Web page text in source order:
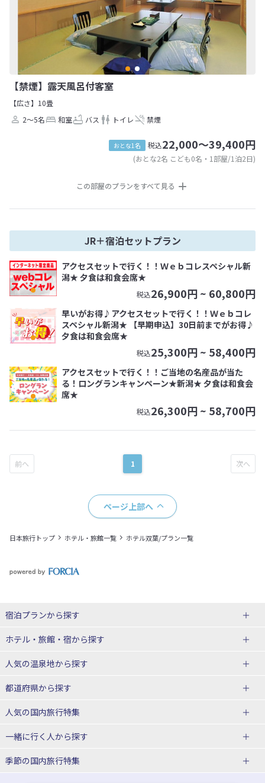
【禁煙】露天風呂付客室
【広さ】10畳
2～5名
和室 バス トイレ 禁煙
おとな1名 税込22,000～39,400円
(おとな2名 こども0名・1部屋/1泊2日)
この部屋のプランをすべて見る
JR＋宿泊セットプラン
アクセスセットで行く！！Ｗｅｂコレスペシャル新
潟★ 夕食は和食会席★
税込26,900円 ~ 60,800円
早いがお得♪アクセスセットで行く！！Ｗｅｂコレ
スペシャル新潟★ 【早期申込】30日前までがお得♪
夕食は和食会席★
税込25,300円 ~ 58,400円
アクセスセットで行く！！ご当地の名産品が当た
る！ロングランキャンペーン★新潟★ 夕食は和食会
席★
税込26,300円 ~ 58,700円
1
ページ上部へ
日本旅行トップ ホテル・旅館一覧 ホテル双葉/プラン一覧
宿泊プランから探す
北海道
東北
青森県
宮城県
山形県
関東
ホテル・旅館・宿から探す
北海道ホテル・旅館
青森県ホテル・旅館
宮城県ホテル・旅館
山形県ホテル・旅館
人気の温泉地から探す
北海道
湯の川温泉(北海道)
十勝川温泉(北海道)
洞爺湖温泉(北海道)
都道府県から探す
北海道旅行・ツアー
東北
人気の国内旅行特集
東京ディズニーリゾート®への旅
ユニバーサル・スタジオ・ジャパ
一緒に行く人から探す
一人旅 国内版
季節の国内旅行特集